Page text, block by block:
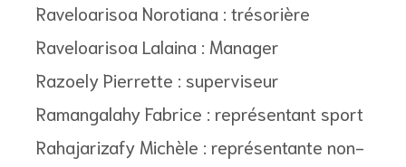
Raveloarisoa Norotiana : trésorière
Raveloarisoa Lalaina : Manager
Razoely Pierrette : superviseur
Ramangalahy Fabrice : représentant sport
Rahajarizafy Michèle : représentante non-